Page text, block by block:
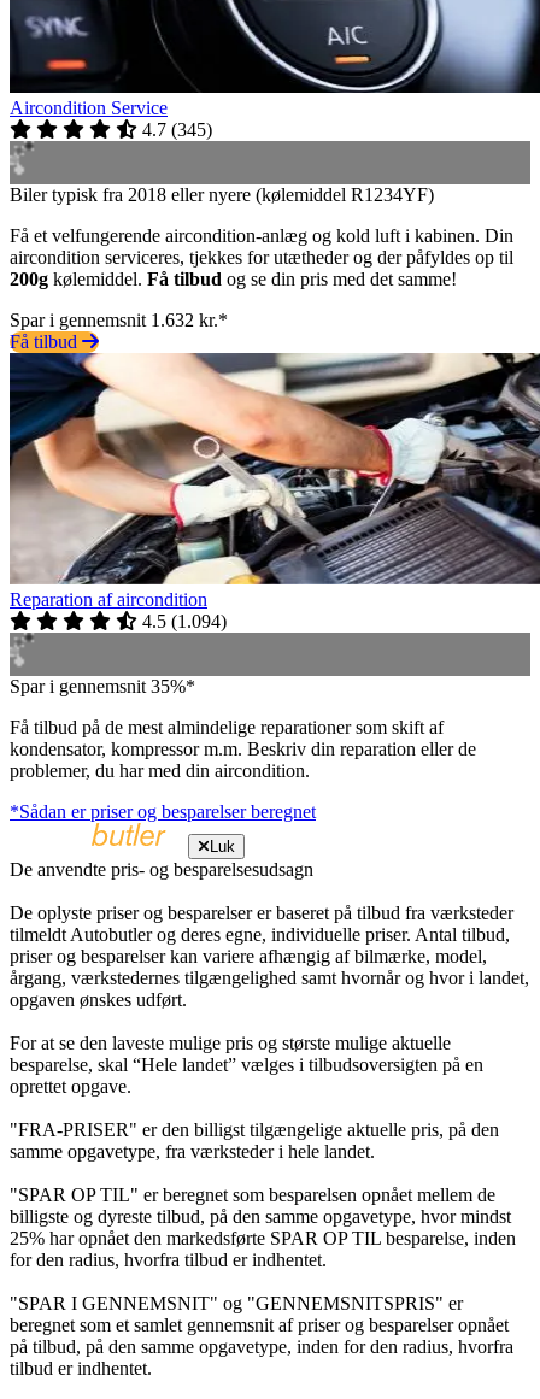
Aircondition Service
4.7 (345)
Biler typisk fra 2018 eller nyere (kølemiddel R1234YF)
Få et velfungerende aircondition-anlæg og kold luft i kabinen. Din
aircondition serviceres, tjekkes for utætheder og der påfyldes op til
200g kølemiddel. Få tilbud og se din pris med det samme!
Spar i gennemsnit 1.632 kr.*
Få tilbud
Reparation af aircondition
4.5 (1.094)
Spar i gennemsnit 35%*
Få tilbud på de mest almindelige reparationer som skift af
kondensator, kompressor m.m. Beskriv din reparation eller de
problemer, du har med din aircondition.
*Sådan er priser og besparelser beregnet
Luk
De anvendte pris- og besparelsesudsagn
De oplyste priser og besparelser er baseret på tilbud fra værksteder
tilmeldt Autobutler og deres egne, individuelle priser. Antal tilbud,
priser og besparelser kan variere afhængig af bilmærke, model,
årgang, værkstedernes tilgængelighed samt hvornår og hvor i landet,
opgaven ønskes udført.
For at se den laveste mulige pris og største mulige aktuelle
besparelse, skal “Hele landet” vælges i tilbudsoversigten på en
oprettet opgave.
"FRA-PRISER" er den billigst tilgængelige aktuelle pris, på den
samme opgavetype, fra værksteder i hele landet.
"SPAR OP TIL" er beregnet som besparelsen opnået mellem de
billigste og dyreste tilbud, på den samme opgavetype, hvor mindst
25% har opnået den markedsførte SPAR OP TIL besparelse, inden
for den radius, hvorfra tilbud er indhentet.
"SPAR I GENNEMSNIT" og "GENNEMSNITSPRIS" er
beregnet som et samlet gennemsnit af priser og besparelser opnået
på tilbud, på den samme opgavetype, inden for den radius, hvorfra
tilbud er indhentet.